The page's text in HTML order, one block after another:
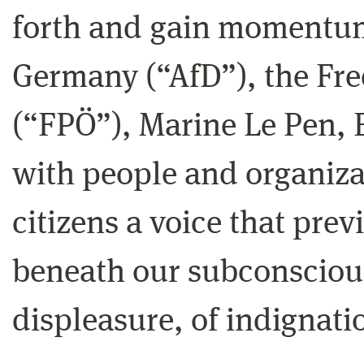
forth and gain
Germany (“AfD”), the
(“FPÖ”), Marine Le
with people and
citizens a voice that
beneath our
displeasure, of